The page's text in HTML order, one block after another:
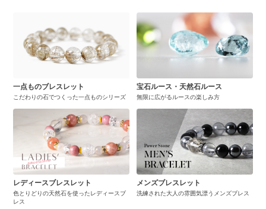
一点ものブレスレット
こだわりの石でつくった一点ものシリーズ
宝石ルース・天然石ルース
無限に広がるルースの楽しみ方
レディースブレスレット
色とりどりの天然石を使ったレディースブ
レス
メンズブレスレット
洗練された大人の雰囲気漂うメンズブレス